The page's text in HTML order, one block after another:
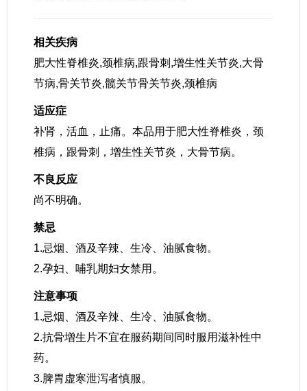
相关疾病
肥大性脊椎炎,颈椎病,跟骨刺,增生性关节炎,大骨
节病,骨关节炎,髋关节骨关节炎,颈椎病
适应症
补肾，活血，止痛。本品用于肥大性脊椎炎，颈
椎病，跟骨刺，增生性关节炎，大骨节病。
不良反应
尚不明确。
禁忌
1.忌烟、酒及辛辣、生冷、油腻食物。
2.孕妇、哺乳期妇女禁用。
注意事项
1.忌烟、酒及辛辣、生冷、油腻食物。
2.抗骨增生片不宜在服药期间同时服用滋补性中
药。
3.脾胃虚寒泄泻者慎服。